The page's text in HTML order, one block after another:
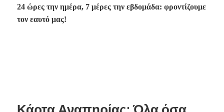
24 ώρες την ημέρα, 7 μέρες την εβδομάδα: φροντίζουμε
τον εαυτό μας!